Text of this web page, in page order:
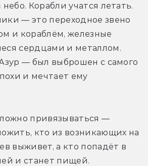
Корабли учатся летать.
— это переходное звено
и кораблём, железные
сердцами и металлом.
— был выброшен с самого
и мечтает ему
привязываться —
кто из возникающих на
выживет, а кто попадёт в
и станет пищей.